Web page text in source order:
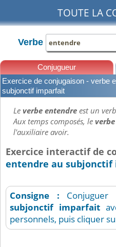
TOUTE LA
Verbe
Conjugueur
Leçons
Exercice de conjugaison - verbe
subjonctif imparfait
Leverbe entendreest un
Aux temps composés, le
l'auxiliaire avoir.
Exercice interactif de
entendre au
Consigne :
subjonctif imparfait
personnels, puis cliquer